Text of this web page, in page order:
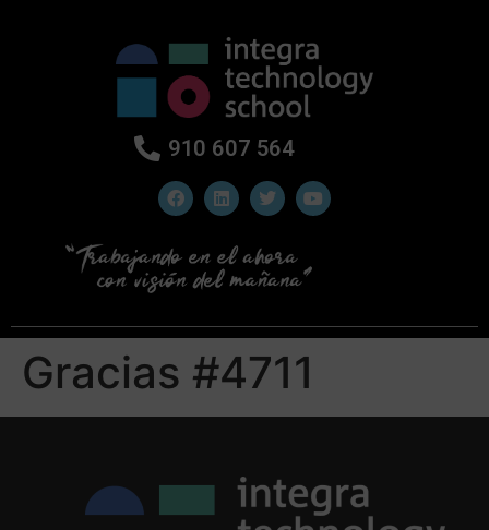
910 607 564
Gracias #4711